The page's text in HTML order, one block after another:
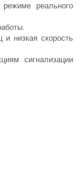
реального
и низкая скорость
сигнализации